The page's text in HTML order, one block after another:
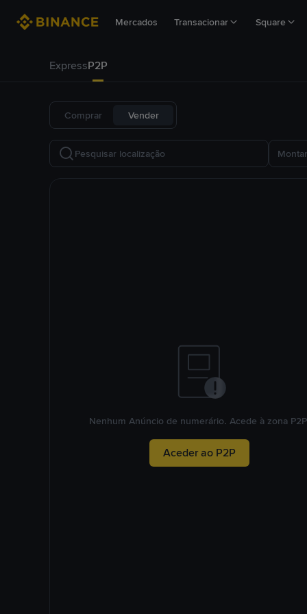
Mercados Transacionar Square
ExpressP2P
Comprar Vender
Nenhum Anúncio de numerário. Acede à zona
Aceder ao P2P